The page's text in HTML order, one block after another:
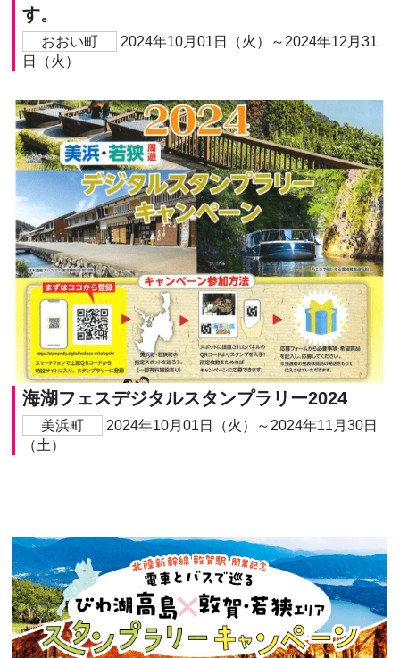
す。
おおい町
2024年10月01日（火）～2024年12月31
日（火）
海湖フェスデジタルスタンプラリー2024
美浜町
2024年10月01日（火）～2024年11月30日
（土）